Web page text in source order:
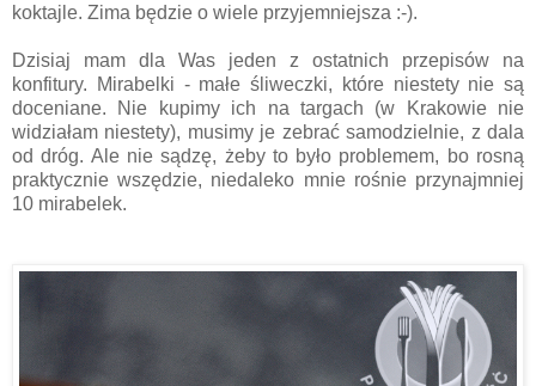
koktajle. Zima będzie o wiele przyjemniejsza :-).
Dzisiaj mam dla Was jeden z ostatnich przepisów na
konfitury. Mirabelki - małe śliweczki, które niestety nie są
doceniane. Nie kupimy ich na targach (w Krakowie nie
widziałam niestety), musimy je zebrać samodzielnie, z dala
od dróg. Ale nie sądzę, żeby to było problemem, bo rosną
praktycznie wszędzie, niedaleko mnie rośnie przynajmniej
10 mirabelek.